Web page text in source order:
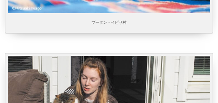
ブータン・イビサ村